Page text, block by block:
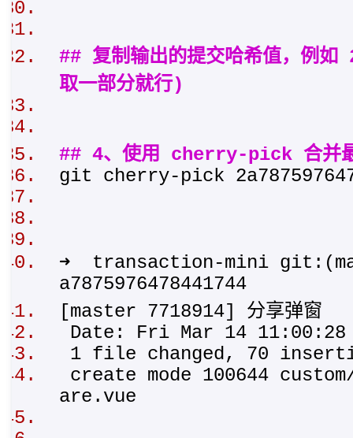
## 复制输出的提交哈希值，例
取一部分就行)
## 4、使用 cherry-pick 合并
git cherry-pick
➜ transaction-mini
a7875976478441744
[master 7718914] 分享弹窗
Date: Fri Mar 14
1 file changed, 70
create mode 100644
are.vue